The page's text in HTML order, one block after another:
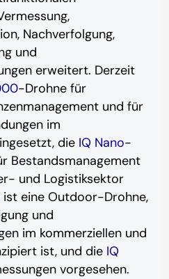
Nachverfolgung,
und
erweitert. Derzeit
-Drohne für
und für
im
die IQ Nano-
Bestandsmanagement
und Logistiksektor
ist eine Outdoor-Drohne,
und
im kommerziellen und
ist, und die IQ
vorgesehen.